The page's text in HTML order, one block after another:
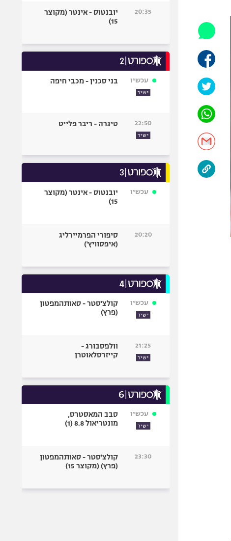
אופניים
כדורמים
פוטבול אמריקאי NFL
20:35
יובנטוס - אינטר (מקוצר
15)
עכשיו
ישיר
בני סכנין - מכבי חיפה
22:50
ישיר
טיגרה - ריבר פלייט
עכשיו
יובנטוס - אינטר (מקוצר
15)
20:20
סיפורי הפרמיירליג
(איפסוויץ')
עכשיו
ישיר
קולצ'סטר - סאותהמפטון
(פרץ)
21:25
ישיר
וולפסבורג -
קייזרסלאוטרן
עכשיו
ישיר
סבב המאסטרס,
מונטריאול 8.8 (1)
23:30
קולצ'סטר - סאותהמפטון
(פרץ) (מקוצר 15)